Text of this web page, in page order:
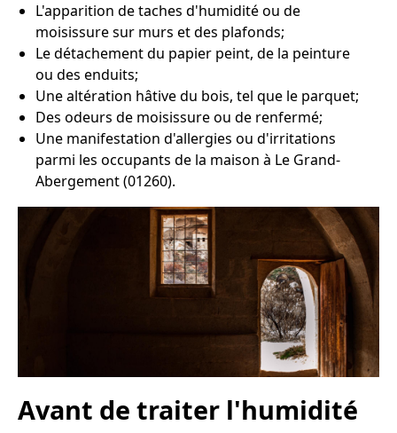
L'apparition de taches d'humidité ou de
moisissure sur murs et des plafonds;
Le détachement du papier peint, de la peinture
ou des enduits;
Une altération hâtive du bois, tel que le parquet;
Des odeurs de moisissure ou de renfermé;
Une manifestation d'allergies ou d'irritations
parmi les occupants de la maison à Le Grand-
Abergement (01260).
Avant de traiter l'humidité